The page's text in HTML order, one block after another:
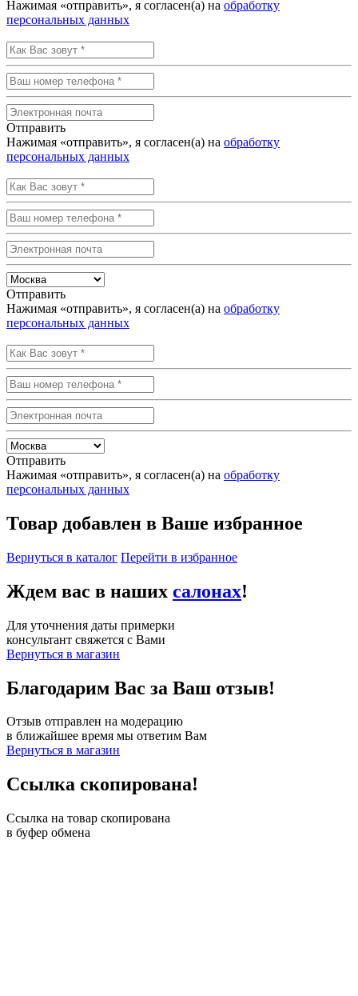
Нажимая «отправить», я согласен(а) на обработку
персональных данных
Отправить
Нажимая «отправить», я согласен(а) на обработку
персональных данных
Отправить
Нажимая «отправить», я согласен(а) на обработку
персональных данных
Отправить
Нажимая «отправить», я согласен(а) на обработку
персональных данных
Товар добавлен в Ваше избранное
Вернуться в каталог Перейти в избранное
Ждем вас в наших салонах!
Для уточнения даты примерки
консультант свяжется с Вами
Вернуться в магазин
Благодарим Вас за Ваш отзыв!
Отзыв отправлен на модерацию
в ближайшее время мы ответим Вам
Вернуться в магазин
Ссылка скопирована!
Ссылка на товар скопирована
в буфер обмена